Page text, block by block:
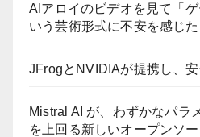
AIアロイのビデオを見て「
いう芸術形式に不安を感じ
JFrogとNVIDIAが提携し、
Mistral AI が、わずかなパラ
を上回る新しいオープンソ